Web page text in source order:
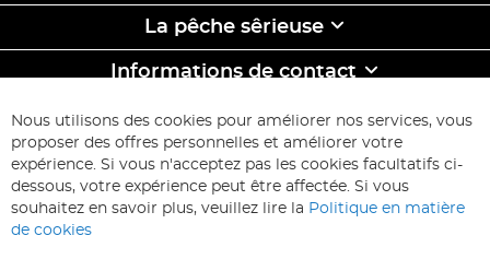
La pêche sêrieuse
Informations de contact
ABONNEZ-VOUS & ECONOMISEZ
Inscription
à
d’information
:
Inscription
Nous utilisons des cookies pour améliorer nos services, vous
proposer des offres personnelles et améliorer votre
expérience. Si vous n'acceptez pas les cookies facultatifs ci-
dessous, votre expérience peut être affectée. Si vous
souhaitez en savoir plus, veuillez lire la Politique en matière
de cookies